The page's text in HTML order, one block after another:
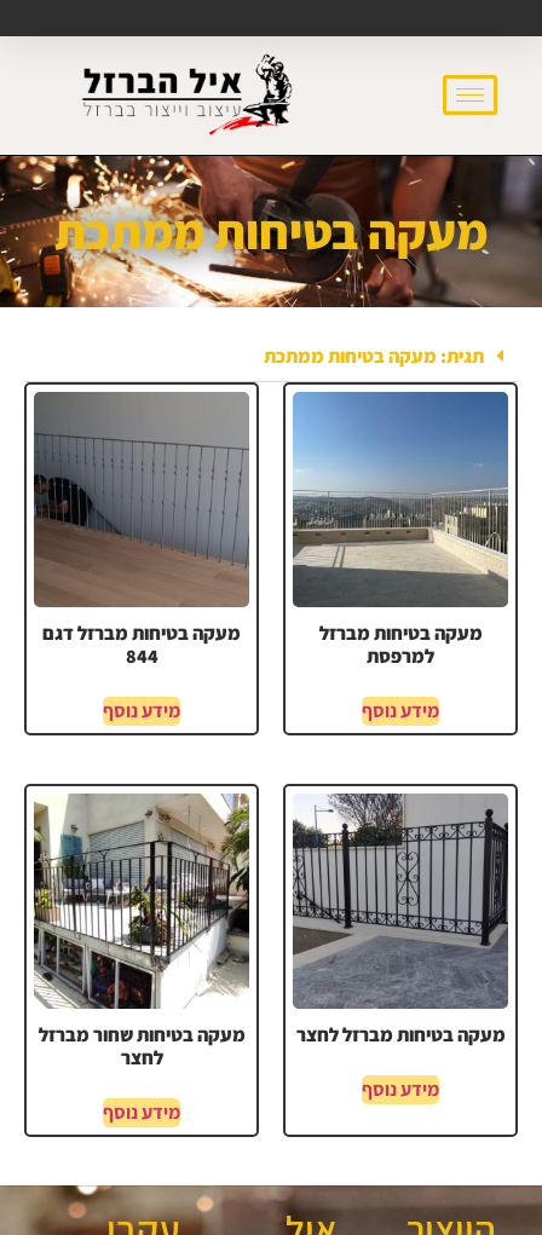
מעקה בטיחות ממתכת
תגית: מעקה בטיחות ממתכת
מעקה בטיחות מברזל
למרפסת
מידע נוסף
מעקה בטיחות מברזל דגם
844
מידע נוסף
מעקה בטיחות מברזל לחצר
מידע נוסף
מעקה בטיחות שחור מברזל
לחצר
מידע נוסף